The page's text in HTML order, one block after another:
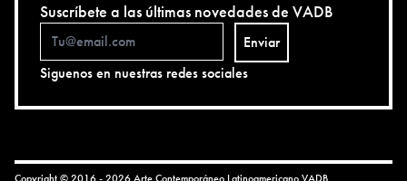
Suscríbete a las últimas novedades de VADB
Enviar
Siguenos en nuestras redes sociales